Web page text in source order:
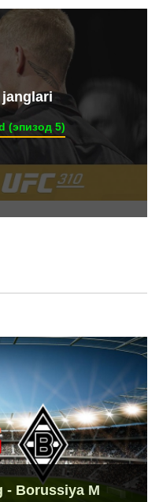
(эпизод 5)
- Borussiya M